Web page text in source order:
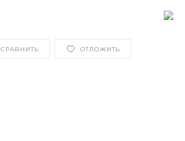
СРАВНИТЬ ОТЛОЖИТЬ